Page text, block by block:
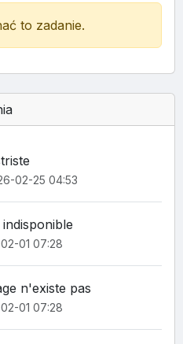
to zadanie.
02-25 04:53
indisponible
01 07:28
n'existe pas
01 07:28